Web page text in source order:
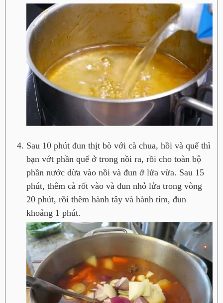
Sau 10 phút đun thịt bò với cà chua, hồi và quế thì
bạn vớt phần quế ở trong nồi ra, rồi cho toàn bộ
phần nước dừa vào nồi và đun ở lửa vừa. Sau 15
phút, thêm cà rốt vào và đun nhỏ lửa trong vòng
20 phút, rồi thêm hành tây và hành tím, đun
khoảng 1 phút.